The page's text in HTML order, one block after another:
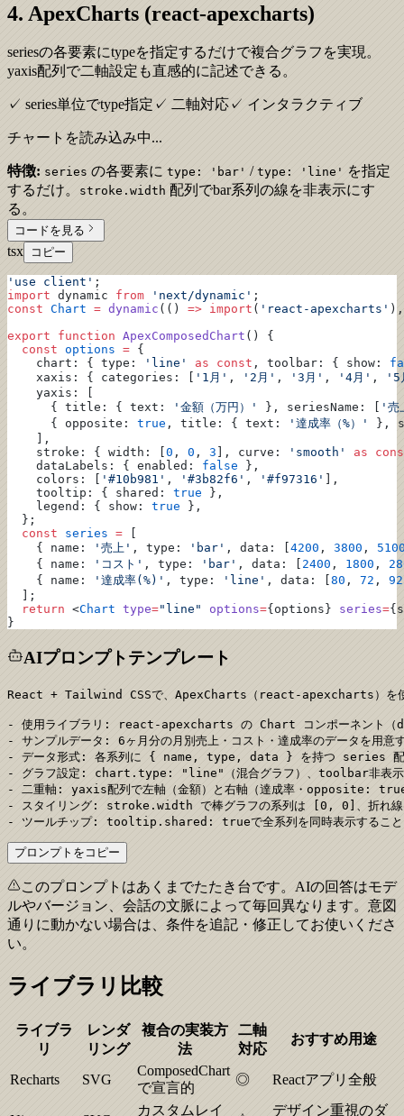
4. ApexCharts (react-apexcharts)
seriesの各要素にtypeを指定するだけで複合グラフを実現。
yaxis配列で二軸設定も直感的に記述できる。
✓ series単位でtype指定 ✓ 二軸対応✓ インタラクティブ
チャートを読み込み中...
特徴: series の各要素に type: 'bar' / type: 'line' を指定
するだけ。
stroke.width 配列でbar系列の線を非表示にす
る。
コードを見る
tsx コピー
'use client' ;
import dynamic from 'next/dynamic' ;
const Chart = dynamic (() => import ( 'react-apexcharts'
export function ApexComposedChart () {
  const
options = {
    chart: { type:
'line' as const , toolbar: { show:
    xaxis: { categories: [
'1月' , '2月' , '3月' , '4月' ,
'5
    yaxis: [
      { title: { text:
'金額（万円）' }, seriesName: [
'売
      { opposite:
true , title: { text: '達成率（%）'
},
    ],
    stroke: { width: [
0 , 0 , 3 ], curve: 'smooth' as
    dataLabels: { enabled:
false },
    colors: [
'#10b981' , '#3b82f6' , '#f97316'
],
    tooltip: { shared:
true },
    legend: { show:
true },
  };
  const
series =
    { name:
'売上' , type: 'bar' , data: [ 4200 , 3800 ,
    { name:
'コスト' , type: 'bar' , data: [ 2400 , 1800 ,
    { name:
'達成率(%)' , type: 'line' , data: [ 80 , 72 , 92
  ];
  return
<Chart type="line" options={options} series=
}
AIプロンプトテンプレート
React + Tailwind CSSで、ApexCharts（react-apexcharts）を使
- 使用ライブラリ: react-apexcharts の Chart コンポーネント（
- サンプルデータ: 6ヶ月分の月別売上・コスト・達成率のデータを用意
- データ形式: 各系列に { name, type, data } を持つ series
- グラフ設定: chart.type: "line"（混合グラフ）、toolbar非表示
- 二重軸: yaxis配列で左軸（金額）と右軸（達成率・opposite: true
- スタイリング: stroke.width で棒グラフの系列は [0, 0]、折れ
- ツールチップ: tooltip.shared: trueで全系列を同時表示すること
プロンプトをコピー
このプロンプトはあくまでたたき台です。AIの回答はモデ
ルやバージョン、会話の文脈によって毎回異なります。意図
通りに動かない場合は、条件を追記・修正してお使いくださ
い。
ライブラリ比較
ライブラ
リ
レンダ
リング
複合の実装方
法
二軸
対応
おすすめ用途
Recharts SVG
ComposedChart
で宣言的
◎ Reactアプリ全般
カスタムレイ デザイン重視のダ